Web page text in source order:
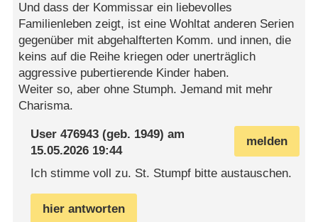
Und dass der Kommissar ein liebevolles
Familienleben zeigt, ist eine Wohltat anderen Serien
gegenüber mit abgehalfterten Komm. und innen, die
keins auf die Reihe kriegen oder unerträglich
aggressive pubertierende Kinder haben.
Weiter so, aber ohne Stumph. Jemand mit mehr
Charisma.
melden
User 476943 (geb. 1949) am
15.05.2026 19:44
Ich stimme voll zu. St. Stumpf bitte austauschen.
hier antworten